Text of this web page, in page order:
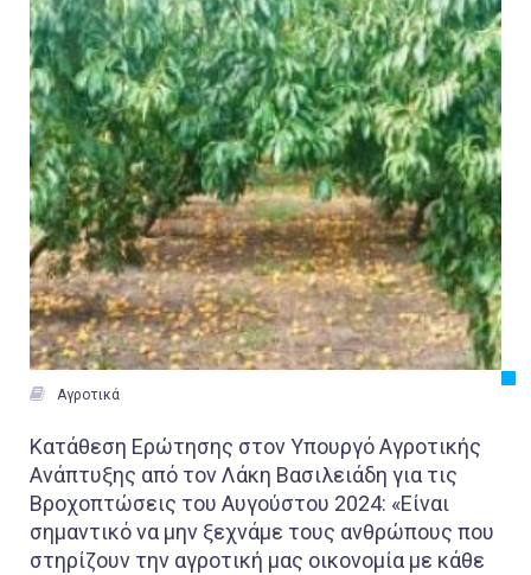
 Αγροτικά
Κατάθεση Ερώτησης στον Υπουργό Αγροτικής
Ανάπτυξης από τον Λάκη Βασιλειάδη για τις
Βροχοπτώσεις του Αυγούστου 2024: «Είναι
σημαντικό να μην ξεχνάμε τους ανθρώπους που
στηρίζουν την αγροτική μας οικονομία με κάθε